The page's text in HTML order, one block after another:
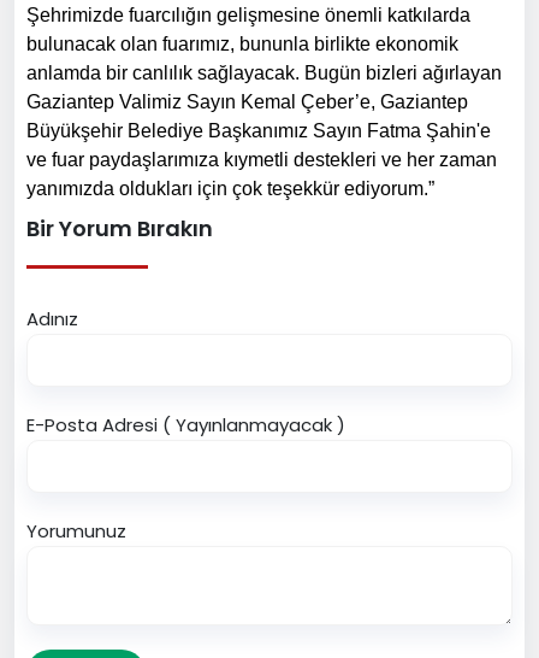
Şehrimizde fuarcılığın gelişmesine önemli katkılarda
bulunacak olan fuarımız, bununla birlikte ekonomik
anlamda bir canlılık sağlayacak. Bugün bizleri ağırlayan
Gaziantep Valimiz Sayın Kemal Çeber’e, Gaziantep
Büyükşehir Belediye Başkanımız Sayın Fatma Şahin'e
ve fuar paydaşlarımıza kıymetli destekleri ve her zaman
yanımızda oldukları için çok teşekkür ediyorum.”
Bir Yorum Bırakın
Adınız
E-Posta Adresi ( Yayınlanmayacak )
Yorumunuz